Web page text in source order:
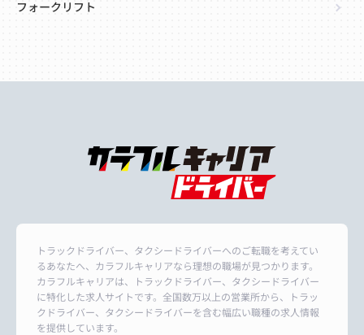
フォークリフト
トラックドライバー、タクシードライバーへのご転職を考えてい
るあなたへ、カラフルキャリアなら理想の職場が見つかります。
カラフルキャリアは、トラックドライバー、タクシードライバー
に特化した求人サイトです。全国数万以上の営業所から、トラッ
クドライバー、タクシードライバーを含む幅広い職種の求人情報
を提供しています。